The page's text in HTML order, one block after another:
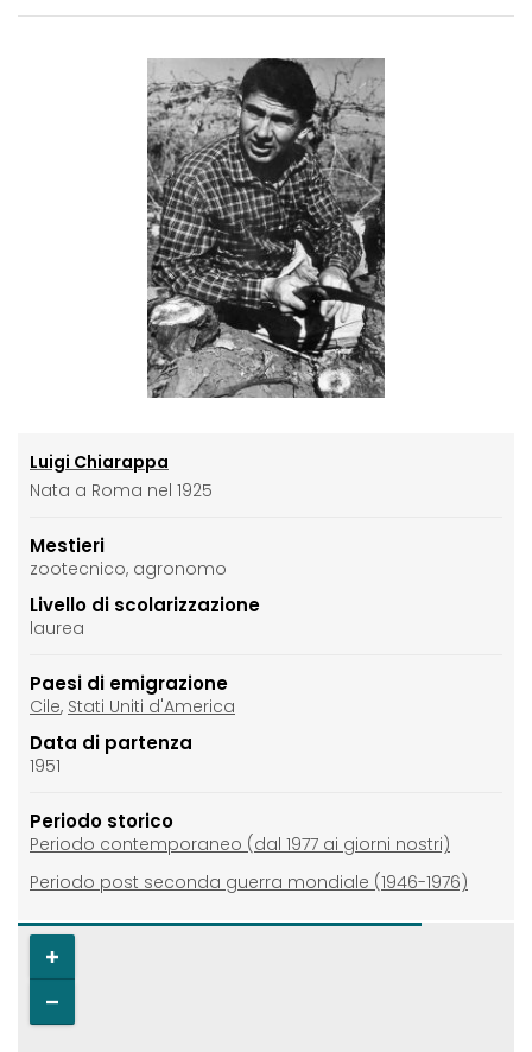
Luigi Chiarappa
Nata a Roma nel 1925
Mestieri
zootecnico, agronomo
Livello di scolarizzazione
laurea
Paesi di emigrazione
Cile, Stati Uniti d'America
Data di partenza
1951
Periodo storico
Periodo contemporaneo (dal 1977 ai giorni nostri)
Periodo post seconda guerra mondiale (1946-1976)